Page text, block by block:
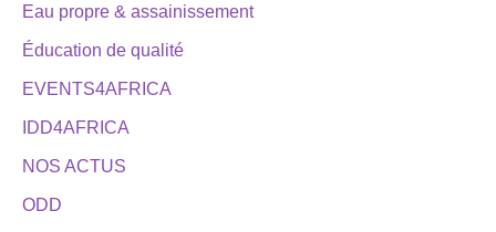
Eau propre & assainissement
Éducation de qualité
EVENTS4AFRICA
IDD4AFRICA
NOS ACTUS
ODD